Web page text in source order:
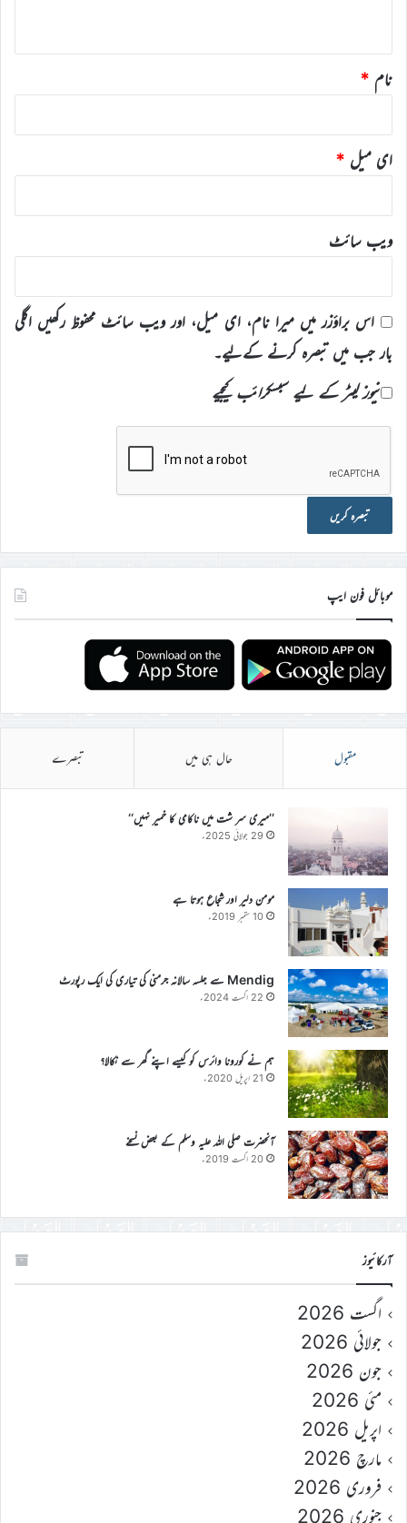
نام *
ای میل *
ویب‌ سائٹ
اس براؤزر میں میرا نام، ای میل، اور ویب سائٹ محفوظ رکھیں اگلی
بار جب میں تبصرہ کرنے کےلیے۔
نیوز لیٹر کے لیے سبسکرائب کیجیے
موبائل فون ایپ
مقبول حال ہی میں تبصرے
’’میری سر شت میں ناکامی کا خمیر نہیں‘‘
29 جولائی 2025ء
مومن دلیر اور شجاع ہوتا ہے
10 ستمبر 2019ء
Mendig سے جلسہ سالانہ جرمنی کی تیاری کی ایک رپورٹ
22 اگست 2024ء
ہم نے کورونا وائرس کو کیسے اپنے گھر سے نکالا؟
21 اپریل 2020ء
آنحضرت صلی اللہ علیہ وسلم کے بعض نسخے
20 اگست 2019ء
آرکائیوز
اگست 2026
جولائی 2026
جون 2026
مئی 2026
اپریل 2026
مارچ 2026
فروری 2026
جنوری 2026